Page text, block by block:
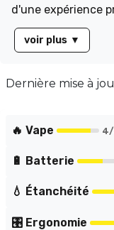
d'une expérience
parfaitement au
utilisation
celle qui
e-liquides, elle
voir plus ▼
Dernière mise à
🔥 Vape 4
🔋 Batterie
💧 Étanchéité
🎛️ Ergonomie